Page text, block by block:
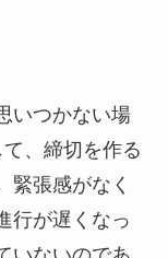
いつかない場
、締切を作る
緊張感がなく
行が遅くなっ